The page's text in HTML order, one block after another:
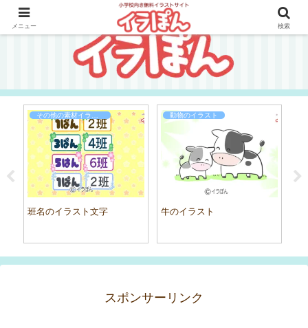
班名のイラスト文字
動物のイラスト
牛のイラスト
スポンサーリンク
メニュー 検索